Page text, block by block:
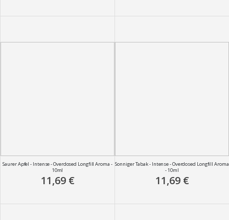
Saurer Apfel - Intense - Overdosed Longfill Aroma -
10ml
11,69 €
Sonniger Tabak - Intense - Overdosed Longfill Aroma
- 10ml
11,69 €